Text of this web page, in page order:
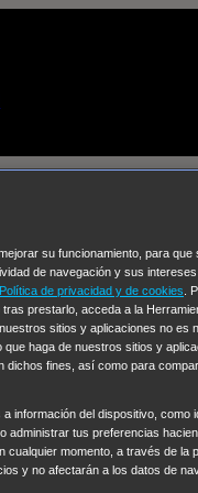
Despedida Salvaje
Ryeland:
Orleans Pandora En
Alert: Unidad de
su funcionamiento, para que
de navegación y sus
Política de privacidad y de cookies .
prestarlo, acceda a la
sitios y aplicaciones no es
haga de nuestros sitios y
dichos fines, así como para
información del dispositivo, como
tus preferencias
cualquier momento, a través de la
y no afectarán a los datos de